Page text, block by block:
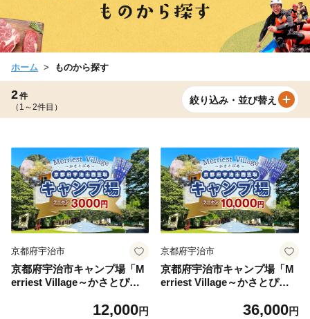
ホーム ものから探す
2件
（1～2件目）
絞り込み・並び替え
京都府宇治市
京都府宇治市キャンプ場「M
erriest Village～かさとぴあ
CZ001】【クサナギ】12,000円
京都府宇治市
京都府宇治市キャンプ場「M
erriest Village～かさとぴあ
-CZ002】【クサナギ】
36,000円